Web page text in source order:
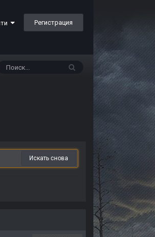
Регистрация
Искать снова